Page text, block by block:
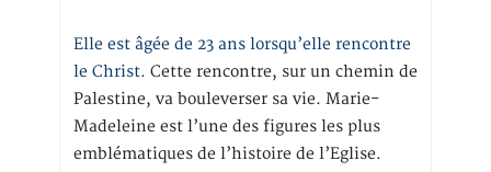
Elle est âgée de 23 ans lorsqu’elle rencontre
le Christ. Cette rencontre, sur un chemin de
Palestine, va bouleverser sa vie. Marie-
Madeleine est l’une des figures les plus
emblématiques de l’histoire de l’Eglise.